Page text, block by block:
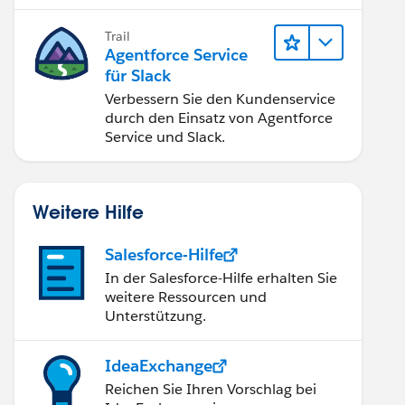
Trail
Agentforce Service
für Slack
Verbessern Sie den Kundenservice
durch den Einsatz von Agentforce
Service und Slack.
Weitere Hilfe
Salesforce-Hilfe
In der Salesforce-Hilfe erhalten Sie
weitere Ressourcen und
Unterstützung.
IdeaExchange
Reichen Sie Ihren Vorschlag bei